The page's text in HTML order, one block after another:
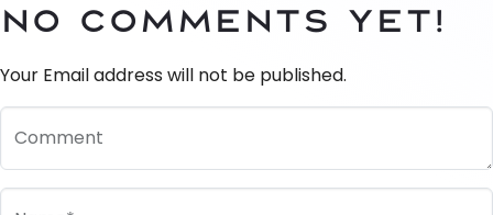
No Comments yet!
Your Email address will not be published.
Comment